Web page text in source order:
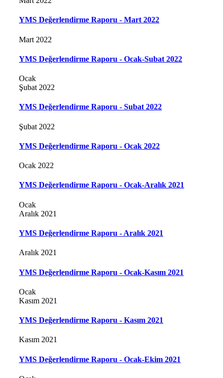
YMS Değerlendirme Raporu - Mart 2022
Mart 2022
YMS Değerlendirme Raporu - Ocak-Subat 2022
Ocak
Şubat 2022
YMS Değerlendirme Raporu - Subat 2022
Şubat 2022
YMS Değerlendirme Raporu - Ocak 2022
Ocak 2022
YMS Değerlendirme Raporu - Ocak-Aralık 2021
Ocak
Aralık 2021
YMS Değerlendirme Raporu - Aralık 2021
Aralık 2021
YMS Değerlendirme Raporu - Ocak-Kasım 2021
Ocak
Kasım 2021
YMS Değerlendirme Raporu - Kasım 2021
Kasım 2021
YMS Değerlendirme Raporu - Ocak-Ekim 2021